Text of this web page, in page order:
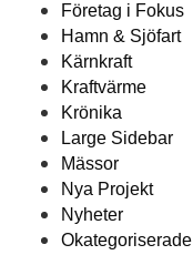
Företag i Fokus
Hamn & Sjöfart
Kärnkraft
Kraftvärme
Krönika
Large Sidebar
Mässor
Nya Projekt
Nyheter
Okategoriserade